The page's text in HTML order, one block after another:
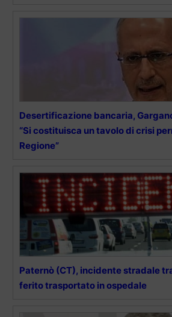
Desertificazione bancaria,
“Si costituisca un tavolo di crisi
Regione”
Paternò (CT), incidente stradale
ferito trasportato in ospedale